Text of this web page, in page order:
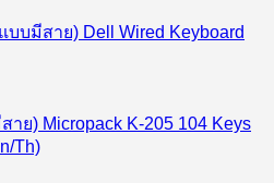
บมีสาย) Dell Wired Keyboard